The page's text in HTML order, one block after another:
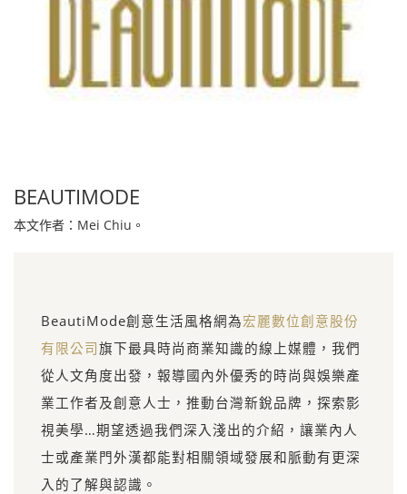
BEAUTIMODE
本文作者：Mei Chiu。
BeautiMode創意生活風格網為宏麗數位創意股份
有限公司旗下最具時尚商業知識的線上媒體，我們
從人文角度出發，報導國內外優秀的時尚與娛樂產
業工作者及創意人士，推動台灣新銳品牌，探索影
視美學…期望透過我們深入淺出的介紹，讓業內人
士或產業門外漢都能對相關領域發展和脈動有更深
入的了解與認識。